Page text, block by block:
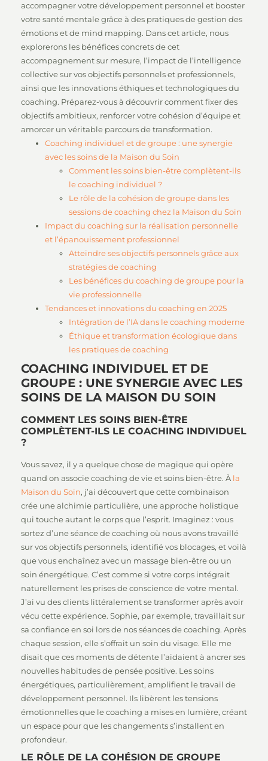
accompagner votre développement personnel et booster
votre santé mentale grâce à des pratiques de gestion des
émotions et de mind mapping. Dans cet article, nous
explorerons les bénéfices concrets de cet
accompagnement sur mesure, l’impact de l’intelligence
collective sur vos objectifs personnels et professionnels,
ainsi que les innovations éthiques et technologiques du
coaching. Préparez-vous à découvrir comment fixer des
objectifs ambitieux, renforcer votre cohésion d’équipe et
amorcer un véritable parcours de transformation.
Coaching individuel et de groupe : une synergie
avec les soins de la Maison du Soin
Comment les soins bien-être complètent-ils
le coaching individuel ?
Le rôle de la cohésion de groupe dans les
sessions de coaching chez la Maison du Soin
Impact du coaching sur la réalisation personnelle
et l’épanouissement professionnel
Atteindre ses objectifs personnels grâce aux
stratégies de coaching
Les bénéfices du coaching de groupe pour la
vie professionnelle
Tendances et innovations du coaching en 2025
Intégration de l’IA dans le coaching moderne
Éthique et transformation écologique dans
les pratiques de coaching
COACHING INDIVIDUEL ET DE
GROUPE : UNE SYNERGIE AVEC LES
SOINS DE LA MAISON DU SOIN
COMMENT LES SOINS BIEN-ÊTRE
COMPLÈTENT-ILS LE COACHING INDIVIDUEL
?
Vous savez, il y a quelque chose de magique qui opère
quand on associe coaching de vie et soins bien-être. À la
Maison du Soin, j’ai découvert que cette combinaison
crée une alchimie particulière, une approche holistique
qui touche autant le corps que l’esprit. Imaginez : vous
sortez d’une séance de coaching où nous avons travaillé
sur vos objectifs personnels, identifié vos blocages, et voilà
que vous enchaînez avec un massage bien-être ou un
soin énergétique. C’est comme si votre corps intégrait
naturellement les prises de conscience de votre mental.
J’ai vu des clients littéralement se transformer après avoir
vécu cette expérience. Sophie, par exemple, travaillait sur
sa confiance en soi lors de nos séances de coaching. Après
chaque session, elle s’offrait un soin du visage. Elle me
disait que ces moments de détente l’aidaient à ancrer ses
nouvelles habitudes de pensée positive. Les soins
énergétiques, particulièrement, amplifient le travail de
développement personnel. Ils libèrent les tensions
émotionnelles que le coaching a mises en lumière, créant
un espace pour que les changements s’installent en
profondeur.
LE RÔLE DE LA COHÉSION DE GROUPE